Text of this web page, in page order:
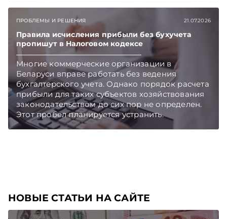
раньше, чем в новостях TelegramViber
ПРОБЛЕМЫ И РЕШЕНИЯ 21.07.2026
Правила исчисления прибыли без бухучета
пропишут в Налоговом кодексе
Многие коммерческие организации в
Беларуси вправе работать без ведения
бухгалтерского учета. Однако порядок расчета
прибыли для таких субъектов хозяйствования
законодательством до сих пор не определен.
Этот пробел планируется устранить.
Подписывайтесь на Telegram‑канал и Viber.
НОВЫЕ СТАТЬИ НА САЙТЕ